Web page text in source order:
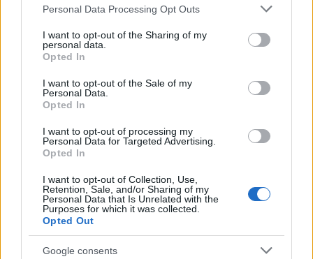
Please note that this website/app uses one or more Google
not limited to your visit or usage behaviour. You may click to
grant or deny consent to Google and its third-party tags to
use your data for below specified purposes in below Google
consent section.
Personal Data Processing Opt Outs
I want to opt-out of the Sharing of my
personal data.
Opted In
I want to opt-out of the Sale of my
Personal Data.
Opted In
I want to opt-out of processing my
Personal Data for Targeted Advertising.
Opted In
I want to opt-out of Collection, Use,
Retention, Sale, and/or Sharing of my
Personal Data that Is Unrelated with the
Purposes for which it was collected.
Opted Out
Google consents
(AEEGSI) desempeña un papel fundamental a la hora de
evaluar las quejas y tomar cualquier medida. Sin embargo,
es importante tener en cuenta que el tiempo y los
específicas. En el caso de que la queja no dé los resultados
deseados, puede ser necesario recurrir a herramientas
legales adicionales, como la asistencia de un abogado
especializado en el sector de la energía. En última
derechos como consumidor y buscar una solución justa a
los problemas que plantea la distribución electrónica